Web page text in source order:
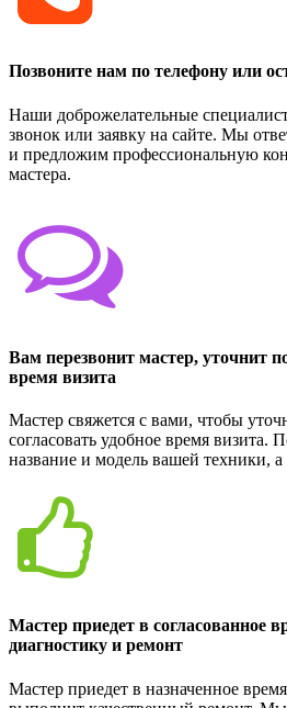
Позвоните нам по телефону или
Наши доброжелательные
звонок или заявку на сайте. Мы
и предложим профессиональную
мастера.
Вам перезвонит мастер, уточнит
время визита
Мастер свяжется с вами, чтобы
согласовать удобное время визита.
название и модель вашей техники,
Мастер приедет в согласованное
диагностику и ремонт
Мастер приедет в назначенное